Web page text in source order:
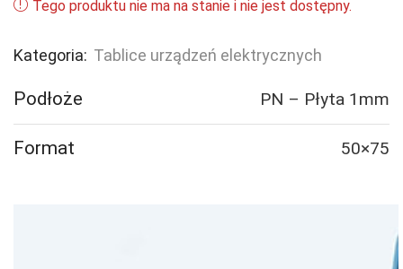
Tego produktu nie ma na stanie i nie jest dostępny.
Kategoria: Tablice urządzeń elektrycznych
Podłoże PN – Płyta 1mm
Format 50×75